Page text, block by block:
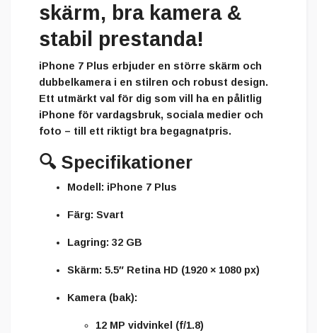
skärm, bra kamera &
stabil prestanda!
iPhone 7 Plus erbjuder en större skärm och
dubbelkamera i en stilren och robust design.
Ett utmärkt val för dig som vill ha en pålitlig
iPhone för vardagsbruk, sociala medier och
foto – till ett riktigt bra begagnatpris.
🔍 Specifikationer
Modell: iPhone 7 Plus
Färg: Svart
Lagring: 32 GB
Skärm: 5.5″ Retina HD (1920 × 1080 px)
Kamera (bak):
12 MP vidvinkel (f/1.8)